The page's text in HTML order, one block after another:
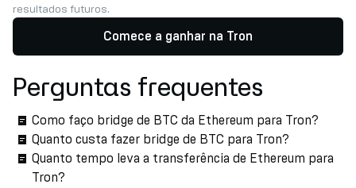
resultados futuros.
Comece a ganhar na Tron
Perguntas frequentes
Como faço bridge de BTC da Ethereum para Tron?
Quanto custa fazer bridge de BTC para Tron?
Quanto tempo leva a transferência de Ethereum para
Tron?